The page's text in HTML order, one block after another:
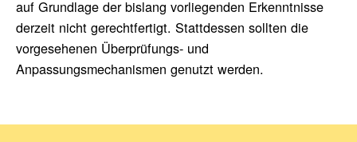
auf Grundlage der bislang vorliegenden Erkenntnisse
derzeit nicht gerechtfertigt. Stattdessen sollten die
vorgesehenen Überprüfungs- und
Anpassungsmechanismen genutzt werden.